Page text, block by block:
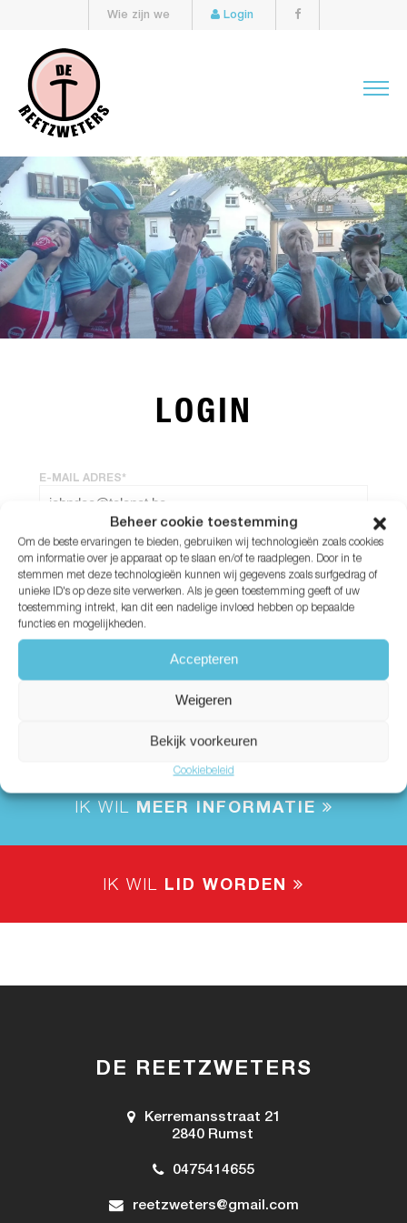
Beheer cookie toestemming
Om de beste ervaringen te bieden, gebruiken wij technologieën zoals cookies
om informatie over je apparaat op te slaan en/of te raadplegen. Door in te
stemmen met deze technologieën kunnen wij gegevens zoals surfgedrag of
unieke ID's op deze site verwerken. Als je geen toestemming geeft of uw
toestemming intrekt, kan dit een nadelige invloed hebben op bepaalde
functies en mogelijkheden.
Accepteren
Weigeren
Bekijk voorkeuren
Cookiebeleid
Wie zijn we Login
LOGIN
E-MAIL ADRES*
WACHTWOORD*
Wachtwoord vergeten?
IK WIL MEER INFORMATIE
IK WIL LID WORDEN
DE REETZWETERS
Kerremansstraat 21
2840 Rumst
0475414655
reetzweters@gmail.com